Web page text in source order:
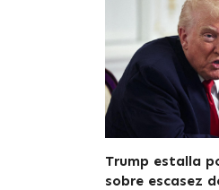
Trump estalla
sobre escasez